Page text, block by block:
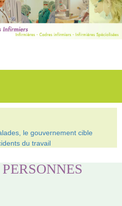
le gouvernement cible
du travail